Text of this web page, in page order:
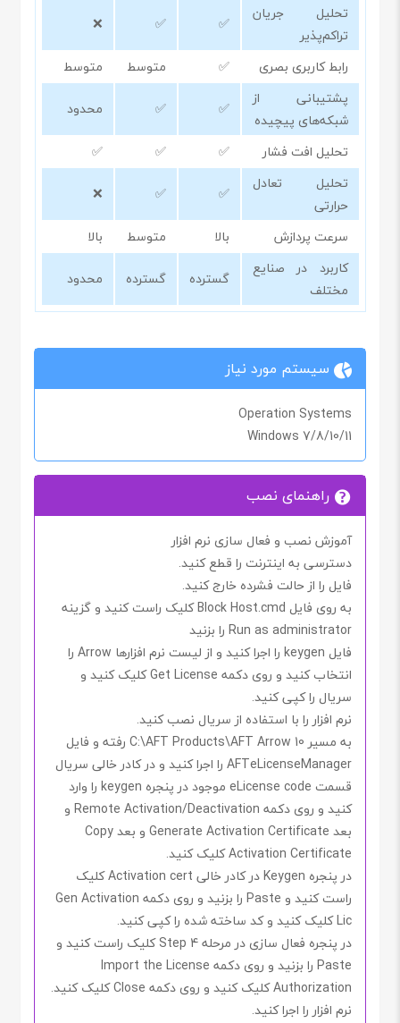
تحلیل جریان
تراکم‌پذیر
✅
✅
❌
رابط کاربری بصری
✅ متوسط
متوسط
پشتیبانی از
شبکه‌های پیچیده
✅
✅
محدود
تحلیل افت فشار
✅
✅
✅
تحلیل تعادل
حرارتی
✅
✅
❌
سرعت پردازش
بالا متوسط
بالا
کاربرد در صنایع
مختلف
گسترده گسترده محدود
سیستم مورد نیاز
Operation Systems
Windows 7/8/10/11
راهنمای نصب
آموزش نصب و فعال سازی نرم افزار
دسترسی به اینترنت را قطع کنید.
فایل را از حالت فشرده خارج کنید.
به روی فایل Block Host.cmdکلیک راست کنید و گزینه
Run as administrator را بزنید
فایل keygen را اجرا کنید و از لیست نرم افزارها Arrow را
انتخاب کنید و روی دکمه Get Licenseکلیک کنید و
سریال را کپی کنید.
نرم افزار را با استفاده از سریال نصب کنید.
به مسیر C:\AFT Products\AFT Arrow 10 رفته و فایل
AFTeLicenseManager را اجرا کنید و در کادر خالی سریال
قسمت eLicense code موجود در پنجره keygen را وارد
کنید و روی دکمه Remote Activation/Deactivation و
بعد Generate Activation Certificate و بعدCopy
Activation Certificateکلیک کنید.
در پنجره Keygenدر کادر خالی Activation certکلیک
راست کنید و Paste را بزنید و روی دکمه Gen Activation
Licکلیک کنید و کد ساخته شده را کپی کنید.
در پنجره فعال سازی در مرحلهStep 4کلیک راست کنید و
Paste را بزنید و روی دکمه Import the License
Authorizationکلیک کنید و روی دکمه Closeکلیک کنید.
نرم افزار را اجرا کنید.